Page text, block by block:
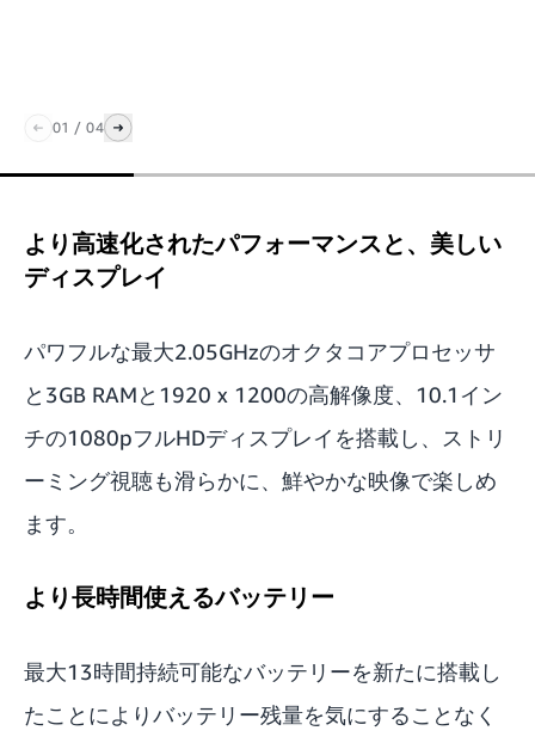
01 / 04
より高速化されたパフォーマンスと、美しい
ディスプレイ
パワフルな最大2.05GHzのオクタコアプロセッサ
と3GB RAMと1920 x 1200の高解像度、10.1イン
チの1080pフルHDディスプレイを搭載し、ストリ
ーミング視聴も滑らかに、鮮やかな映像で楽しめ
ます。
より長時間使えるバッテリー
最大13時間持続可能なバッテリーを新たに搭載し
たことによりバッテリー残量を気にすることなく